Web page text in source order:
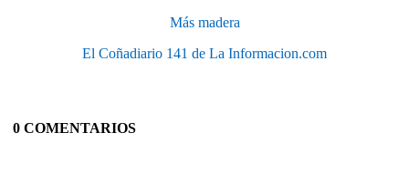
Más madera
El Coñadiario 141 de La Informacion.com
0 COMENTARIOS